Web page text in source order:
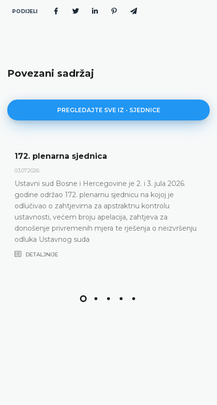
PODIJELI
Povezani sadržaj
PREGLEDAJTE SVE IZ - SJEDNICE
172. plenarna sjednica
03.07.2026.
Ustavni sud Bosne i Hercegovine je 2. i 3. jula 2026.
godine održao 172. plenarnu sjednicu na kojoj je
odlučivao o zahtjevima za apstraktnu kontrolu
ustavnosti, većem broju apelacija, zahtjeva za
donošenje privremenih mjera te rješenja o neizvršenju
odluka Ustavnog suda
DETALJNIJE